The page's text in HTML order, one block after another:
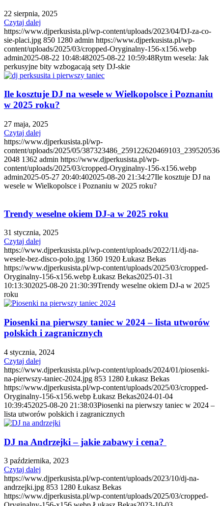
22 sierpnia, 2025
Czytaj dalej
https://www.djperkusista.pl/wp-content/uploads/2023/04/DJ-za-co-
sie-placi.jpg 850 1280 admin https://www.djperkusista.pl/wp-
content/uploads/2025/03/cropped-Oryginalny-156-x156.webp
admin2025-08-22 10:48:482025-08-22 10:59:48Rytm wesela: Jak
perkusyjne bity wzbogacają sety DJ-skie
Ile kosztuje DJ na wesele w Wielkopolsce i Poznaniu
w 2025 roku?
27 maja, 2025
Czytaj dalej
https://www.djperkusista.pl/wp-
content/uploads/2025/05/
2048 1362 admin https://www.djperkusista.pl/wp-
content/uploads/2025/03/cropped-Oryginalny-156-x156.webp
admin2025-05-27 20:40:402025-08-20 21:34:27Ile kosztuje DJ na
wesele w Wielkopolsce i Poznaniu w 2025 roku?
Trendy weselne okiem DJ-a w 2025 roku
31 stycznia, 2025
Czytaj dalej
https://www.djperkusista.pl/wp-content/uploads/2022/11/dj-na-
wesele-bez-disco-polo.jpg 1360 1920 Łukasz Bekas
https://www.djperkusista.pl/wp-content/uploads/2025/03/cropped-
Oryginalny-156-x156.webp Łukasz Bekas2025-01-31
10:13:302025-08-20 21:30:39Trendy weselne okiem DJ-a w 2025
roku
Piosenki na pierwszy taniec w 2024 – lista utworów
polskich i zagranicznych
4 stycznia, 2024
Czytaj dalej
https://www.djperkusista.pl/wp-content/uploads/2024/01/piosenki-
na-pierwszy-taniec-2024.jpg 853 1280 Łukasz Bekas
https://www.djperkusista.pl/wp-content/uploads/2025/03/cropped-
Oryginalny-156-x156.webp Łukasz Bekas2024-01-04
10:39:452025-08-20 21:38:03Piosenki na pierwszy taniec w 2024 –
lista utworów polskich i zagranicznych
DJ na Andrzejki – jakie zabawy i cena?
3 października, 2023
Czytaj dalej
https://www.djperkusista.pl/wp-content/uploads/2023/10/dj-na-
andrzejki.jpg 853 1280 Łukasz Bekas
https://www.djperkusista.pl/wp-content/uploads/2025/03/cropped-